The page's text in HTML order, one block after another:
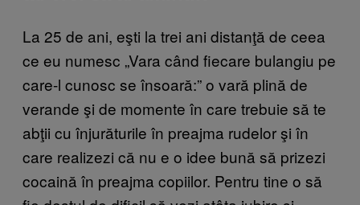
La 25 de ani, eşti la trei ani distanţă de ceea
ce eu numesc „Vara când fiecare bulangiu pe
care-l cunosc se însoară:” o vară plină de
verande şi de momente în care trebuie să te
abţii cu înjurăturile în preajma rudelor şi în
care realizezi că nu e o idee bună să prizezi
cocaină în preajma copiilor. Pentru tine o să